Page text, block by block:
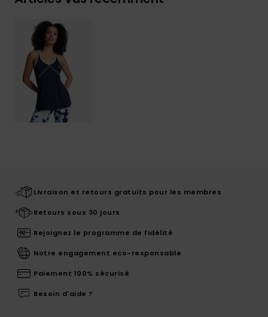
Livraison et retours gratuits pour les membres
Retours sous 30 jours
Rejoignez le programme de fidélité
Notre engagement eco-responsable
Paiement 100% sécurisé
Besoin d'aide ?